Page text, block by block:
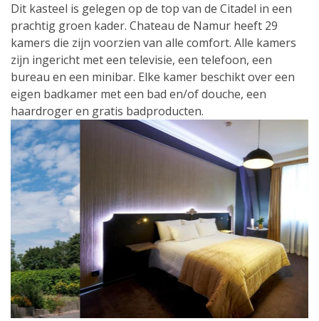
Dit kasteel is gelegen op de top van de Citadel in een
prachtig groen kader. Chateau de Namur heeft 29
kamers die zijn voorzien van alle comfort. Alle kamers
zijn ingericht met een televisie, een telefoon, een
bureau en een minibar. Elke kamer beschikt over een
eigen badkamer met een bad en/of douche, een
haardroger en gratis badproducten.